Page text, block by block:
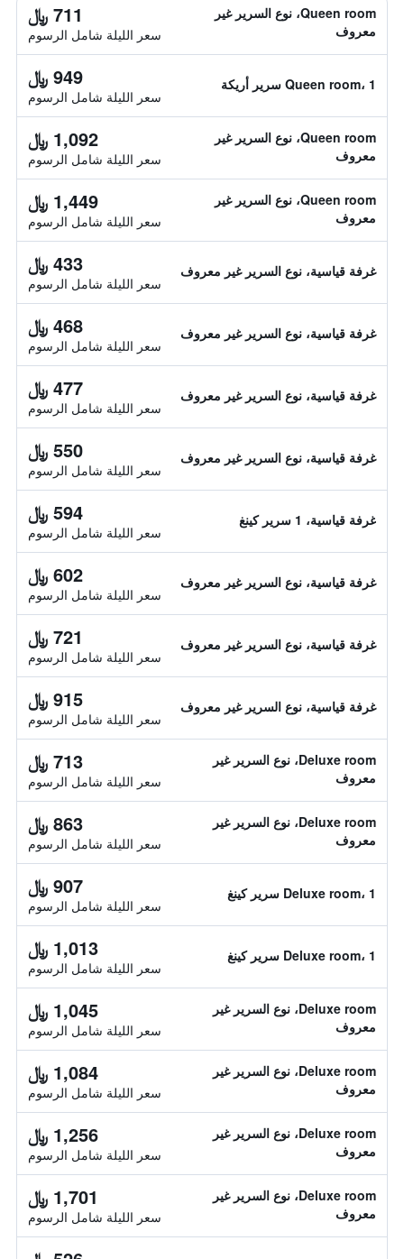
Queen room، نوع السرير غير
معروف
711 ﷼
سعر الليلة شامل الرسوم
Queen room، 1 سرير أريكة 949 ﷼
سعر الليلة شامل الرسوم
Queen room، نوع السرير غير
معروف
1,092 ﷼
سعر الليلة شامل الرسوم
Queen room، نوع السرير غير
معروف
1,449 ﷼
سعر الليلة شامل الرسوم
غرفة قياسية، نوع السرير غير معروف 433 ﷼
سعر الليلة شامل الرسوم
غرفة قياسية، نوع السرير غير معروف 468 ﷼
سعر الليلة شامل الرسوم
غرفة قياسية، نوع السرير غير معروف 477 ﷼
سعر الليلة شامل الرسوم
غرفة قياسية، نوع السرير غير معروف 550 ﷼
سعر الليلة شامل الرسوم
غرفة قياسية، 1 سرير كينغ 594 ﷼
سعر الليلة شامل الرسوم
غرفة قياسية، نوع السرير غير معروف 602 ﷼
سعر الليلة شامل الرسوم
غرفة قياسية، نوع السرير غير معروف 721 ﷼
سعر الليلة شامل الرسوم
غرفة قياسية، نوع السرير غير معروف 915 ﷼
سعر الليلة شامل الرسوم
Deluxe room، نوع السرير غير
معروف
713 ﷼
سعر الليلة شامل الرسوم
Deluxe room، نوع السرير غير
معروف
863 ﷼
سعر الليلة شامل الرسوم
Deluxe room، 1 سرير كينغ 907 ﷼
سعر الليلة شامل الرسوم
Deluxe room، 1 سرير كينغ 1,013 ﷼
سعر الليلة شامل الرسوم
Deluxe room، نوع السرير غير
معروف
1,045 ﷼
سعر الليلة شامل الرسوم
Deluxe room، نوع السرير غير
معروف
1,084 ﷼
سعر الليلة شامل الرسوم
Deluxe room، نوع السرير غير
معروف
1,256 ﷼
سعر الليلة شامل الرسوم
Deluxe room، نوع السرير غير
معروف
1,701 ﷼
سعر الليلة شامل الرسوم